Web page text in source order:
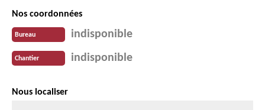
Nos coordonnées
Bureau indisponible
Chantier indisponible
Nous localiser